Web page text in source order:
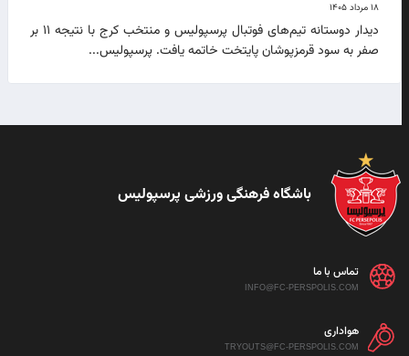
۱۸ مرداد ۱۴۰۵
دیدار دوستانه تیم‌های فوتبال پرسپولیس و منتخب کرج با نتیجه ۱۱ بر
صفر به سود قرمزپوشان پایتخت خاتمه یافت. پرسپولیس...
باشگاه فرهنگی ورزشی پرسپولیس
تماس با ما
INFO@FC-PERSPOLIS.COM
هواداری
TRYOUTS@FC-PERSPOLIS.COM